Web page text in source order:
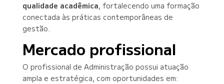
qualidade acadêmica, fortalecendo uma formação
conectada às práticas contemporâneas de
gestão.
Mercado profissional
O profissional de Administração possui atuação
ampla e estratégica, com oportunidades em: